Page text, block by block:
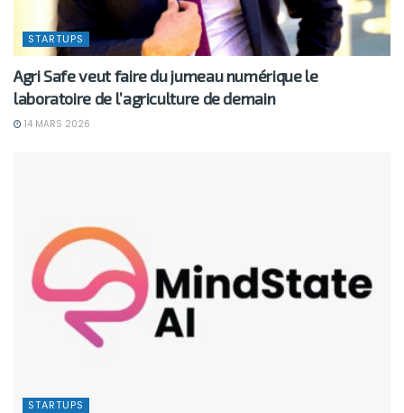
STARTUPS
Agri Safe veut faire du jumeau numérique le
laboratoire de l’agriculture de demain
14 MARS 2026
STARTUPS